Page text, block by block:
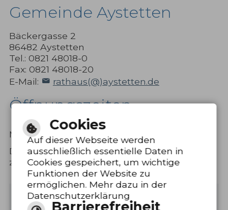
Gemeinde Aystetten
Bäckergasse 2
86482 Aystetten
Tel.: 0821 48018-0
Fax: 0821 48018-20
E-Mail:
rathaus(@)aystetten.de
Öffnungszeiten
Montag bis Freitag
Donnerstag
zusätzlich
15.00 bis 18.00
Barrierefreie Ansicht
Cookies
Auf dieser Webseite werden
ausschließlich essentielle Daten in
Cookies gespeichert, um wichtige
Funktionen der Website zu
ermöglichen. Mehr dazu in der
Datenschutzerklärung